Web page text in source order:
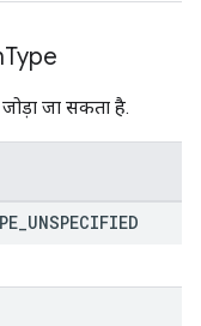
Type
जा सकता है.
UNSPECIFIED